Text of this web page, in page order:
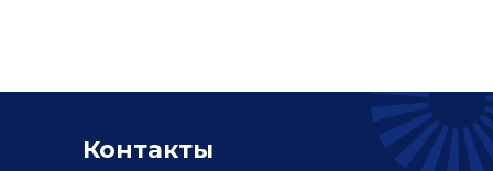
Контакты